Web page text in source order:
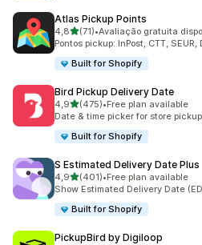
Atlas Pickup Points
4,8de 5 estrelas
(71)
71 total de avaliações
•Avaliação gratuita
Pontos pickup: InPost, CTT,
Built for Shopify
Bird Pickup Delivery Date
4,9de 5 estrelas
(475)
475 total de avaliações
•Free plan available
Date & time picker for store
Built for Shopify
S Estimated Delivery Date Plus
4,9de 5 estrelas
(401)
401 total de avaliações
•Free plan available
Show Estimated Delivery Date
Built for Shopify
PickupBird by Digiloop